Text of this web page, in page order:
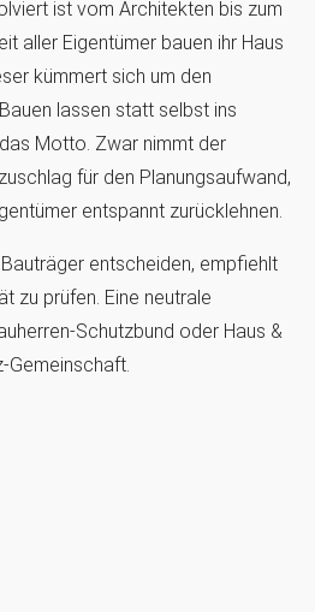
ist vom Architekten bis zum
aller Eigentümer bauen ihr Haus
kümmert sich um den
lassen statt selbst ins
Motto. Zwar nimmt der
für den Planungsaufwand,
entspannt zurücklehnen.
entscheiden, empfiehlt
zu prüfen. Eine neutrale
Schutzbund oder Haus &
Gemeinschaft.